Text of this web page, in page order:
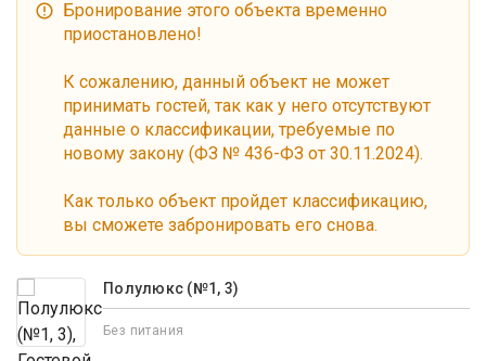
Бронирование этого объекта временно
приостановлено!
К сожалению, данный объект не может
принимать гостей, так как у него отсутствуют
данные о классификации, требуемые по
новому закону (ФЗ № 436-ФЗ от 30.11.2024).
Как только объект пройдет классификацию,
вы сможете забронировать его снова.
Полулюкс (№1, 3)
Без питания